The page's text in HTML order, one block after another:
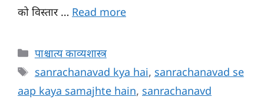
को विस्तार … Read more
Categories
पाश्चात्य काव्यशास्त्र
Tags
sanrachanavad kya hai,sanrachanavad se
aap kaya samajhte hain, sanrachanavd